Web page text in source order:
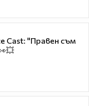
Cast: "Правен съм